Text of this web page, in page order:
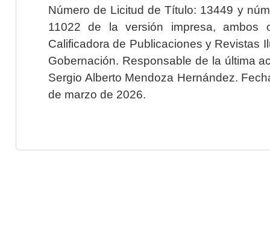
Número de Licitud de Título: 13449 y
11022 de la versión impresa, ambos
Calificadora de Publicaciones y Revistas
Gobernación. Responsable de la última
Sergio Alberto Mendoza Hernández.
de marzo de 2026.